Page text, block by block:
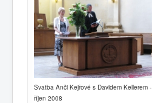
Svatba Anči Kejřové s Davidem Kellerem -
říjen 2008